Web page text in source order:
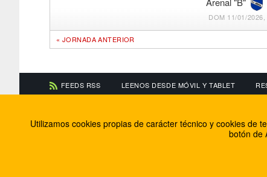
DOM 11/01/2026,
« JORNADA ANTERIOR
FEEDS RSS LEENOS DESDE MÓVIL Y TABLET
Información de contacto
El equipo de
Soluciones
Utilizamos cookies propias de carácter técnico y cookies de
botón de